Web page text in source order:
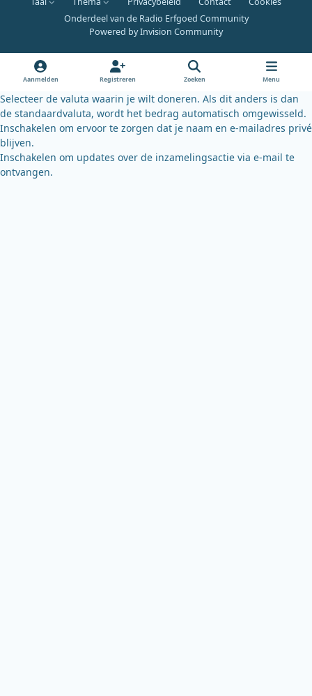
c
e
o
k
u
b
u
k
y
Onderdeel van de Radio Erfgoed Community
Powered byInvision Community
Aanmelden Registreren Zoeken Menu
Selecteer de valuta waarin je wilt doneren. Als dit anders is dan
de standaardvaluta, wordt het bedrag automatisch omgewisseld.
Inschakelen om ervoor te zorgen dat je naam en e-mailadres privé
blijven.
Inschakelen om updates over de inzamelingsactie via e-mail te
ontvangen.